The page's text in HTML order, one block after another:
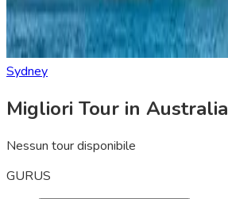
Sydney
Migliori Tour in Australia
Nessun tour disponibile
GURUS